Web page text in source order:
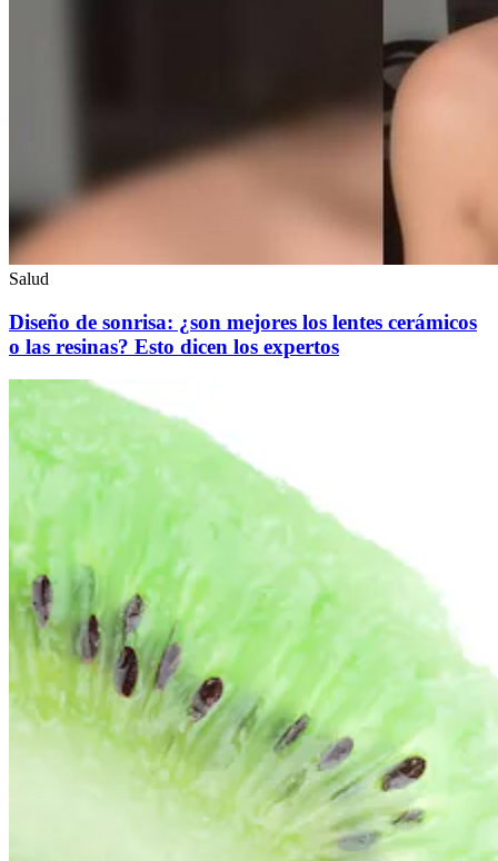
Salud
Diseño de sonrisa: ¿son mejores los lentes cerámicos
o las resinas? Esto dicen los expertos